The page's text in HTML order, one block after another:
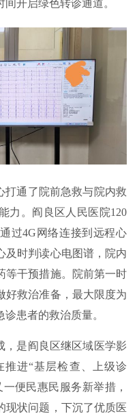
开启绿色转诊通道。
打通了院前急救与院内救
力。阎良区人民医院120
过4G网络连接到远程心
及时判读心电图谱，院内
等干预措施。院前第一时
好救治准备，最大限度为
患者的救治质量。
，是阎良区继区域医学影
进“基层检查、上级诊
便民惠民服务新举措，
现状问题，下沉了优质医